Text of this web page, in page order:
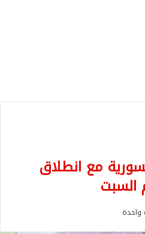
مع انطلاق
السبت
واحدة